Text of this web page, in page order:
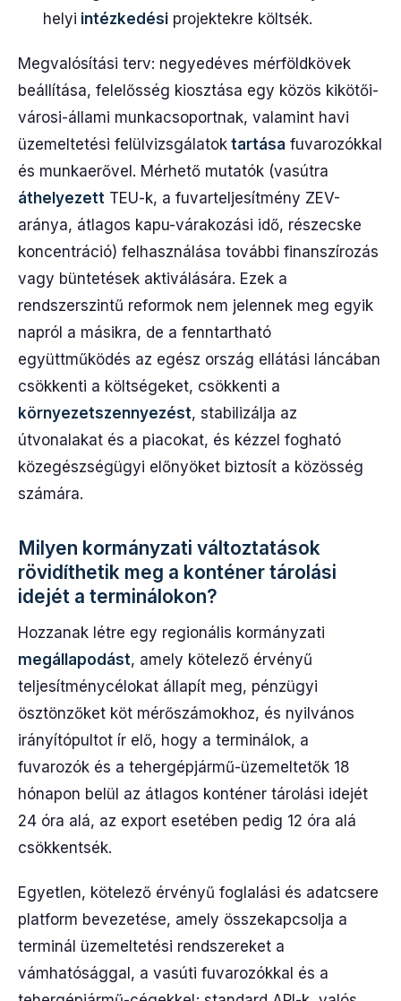
helyi intézkedési projektekre költsék.
Megvalósítási terv: negyedéves mérföldkövek
beállítása, felelősség kiosztása egy közös kikötői-
városi-állami munkacsoportnak, valamint havi
üzemeltetési felülvizsgálatok tartása fuvarozókkal
és munkaerővel. Mérhető mutatók (vasútra
áthelyezett TEU-k, a fuvarteljesítmény ZEV-
aránya, átlagos kapu-várakozási idő, részecske
koncentráció) felhasználása további finanszírozás
vagy büntetések aktiválására. Ezek a
rendszerszintű reformok nem jelennek meg egyik
napról a másikra, de a fenntartható
együttműködés az egész ország ellátási láncában
csökkenti a költségeket, csökkenti a
környezetszennyezést, stabilizálja az
útvonalakat és a piacokat, és kézzel fogható
közegészségügyi előnyöket biztosít a közösség
számára.
Milyen kormányzati változtatások
rövidíthetik meg a konténer tárolási
idejét a terminálokon?
Hozzanak létre egy regionális kormányzati
megállapodást, amely kötelező érvényű
teljesítménycélokat állapít meg, pénzügyi
ösztönzőket köt mérőszámokhoz, és nyilvános
irányítópultot ír elő, hogy a terminálok, a
fuvarozók és a tehergépjármű-üzemeltetők 18
hónapon belül az átlagos konténer tárolási idejét
24 óra alá, az export esetében pedig 12 óra alá
csökkentsék.
Egyetlen, kötelező érvényű foglalási és adatcsere
platform bevezetése, amely összekapcsolja a
terminál üzemeltetési rendszereket a
vámhatósággal, a vasúti fuvarozókkal és a